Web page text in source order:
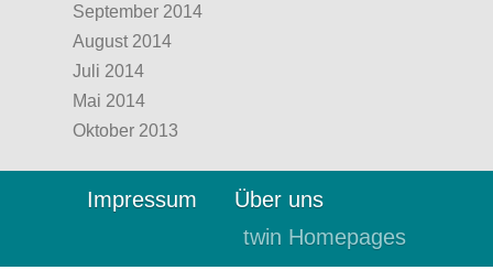
September 2014
August 2014
Juli 2014
Mai 2014
Oktober 2013
Impressum
Über uns
twin Homepages